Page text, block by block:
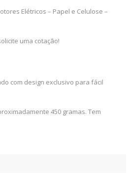
Elétricos – Papel e Celulose –
uma cotação!
com design exclusivo para fácil
450 gramas. Tem